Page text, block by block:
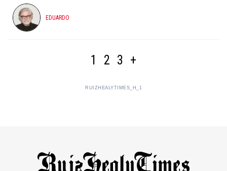
EDUARDO
1 2 3 +
RUIZHEALYTIMES_H_1